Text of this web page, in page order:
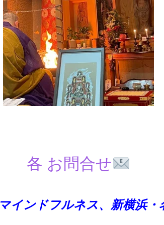
各 お問合せ
マインドフルネス、 新横浜・